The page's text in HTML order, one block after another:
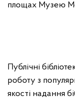
площах Музею
Публічні
роботу з
якості надання